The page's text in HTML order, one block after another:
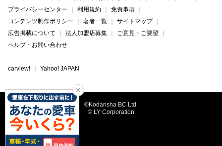
プライバシーセンター
利用規約
免責事項
コンテンツ制作ポリシー
著者一覧
サイトマップ
広告掲載について
法人加盟店募集
ご意見・ご要望
ヘルプ・お問い合わせ
carview! Yahoo! JAPAN
©Kodansha BC Ltd.
© LY Corporation